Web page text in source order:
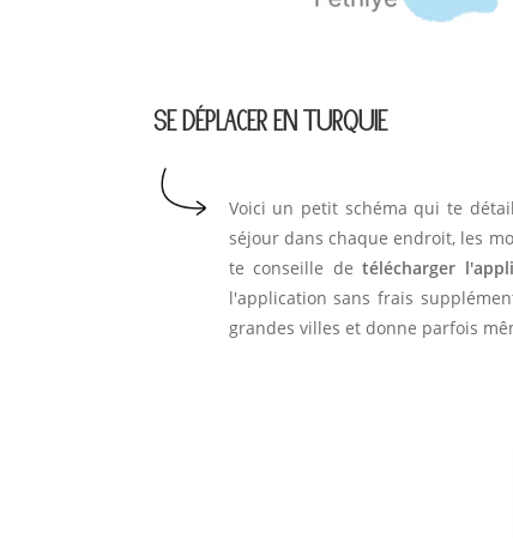
SE DÉPLACER EN TURQUIE
Voici un petit schéma qui te
séjour dans chaque endroit, les
te conseille detélécharger
l'application sans frais
grandes villes et donne parfois